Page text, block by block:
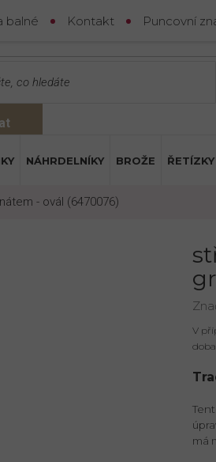
balné Kontakt Puncovní
NÁHRDELNÍKY BROŽE ŘETÍZKY
- ovál (6470076)
V
má